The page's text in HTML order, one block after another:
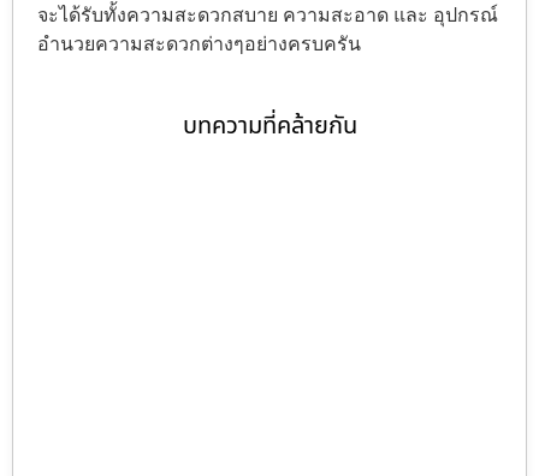
จะได้รับทั้งความสะดวกสบาย ความสะอาด และ อุปกรณ์
อำนวยความสะดวกต่างๆอย่างครบครัน
บทความที่คล้ายกัน